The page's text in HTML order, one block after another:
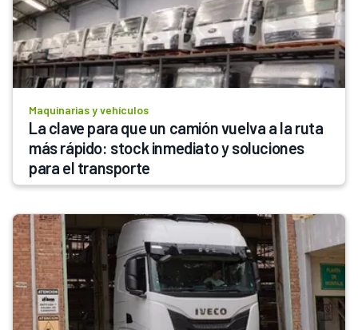
Maquinarias y vehículos
La clave para que un camión vuelva a la ruta
más rápido: stock inmediato y soluciones
para el transporte